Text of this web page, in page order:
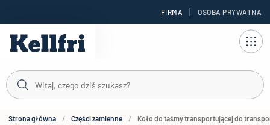
FIRMA | OSOBA PRYWATNA
Strona główna Części zamienne Koło do taśmy transportującej do